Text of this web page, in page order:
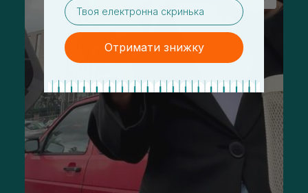
email
Отримати знижку